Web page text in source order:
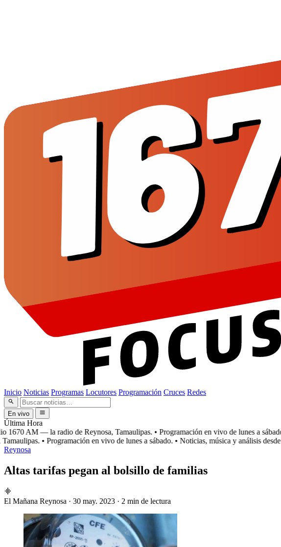
Inicio Noticias Programas Locutores Programación Cruces Redes
En vivo
Última Hora
AM — la radio de Reynosa, Tamaulipas. • Programación en vivo de lunes a sábado.
• Programación en vivo de lunes a sábado. • Noticias, música y análisis desde
Reynosa
Altas tarifas pegan al bolsillo de familias
El Mañana Reynosa · 30 may. 2023 · 2 min de lectura